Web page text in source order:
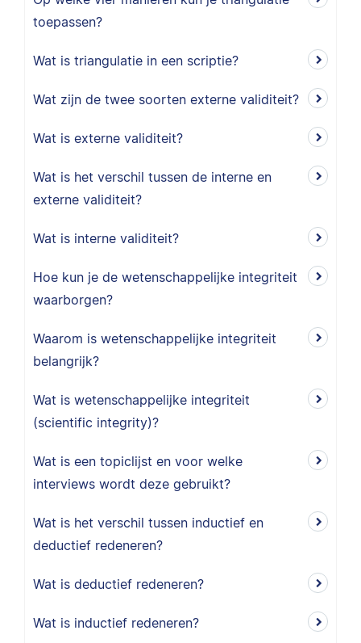
toepassen?
Wat is triangulatie in een scriptie?
Wat zijn de twee soorten externe validiteit?
Wat is externe validiteit?
Wat is het verschil tussen de interne en
externe validiteit?
Wat is interne validiteit?
Hoe kun je de wetenschappelijke integriteit
waarborgen?
Waarom is wetenschappelijke integriteit
belangrijk?
Wat is wetenschappelijke integriteit
(scientific integrity)?
Wat is een topiclijst en voor welke
interviews wordt deze gebruikt?
Wat is het verschil tussen inductief en
deductief redeneren?
Wat is deductief redeneren?
Wat is inductief redeneren?